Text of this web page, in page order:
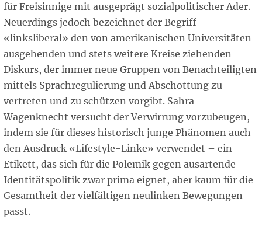
für Freisinnige mit ausgeprägt sozialpolitischer Ader.
Neuerdings jedoch bezeichnet der Begriff
«linksliberal» den von amerikanischen Universitäten
ausgehenden und stets weitere Kreise ziehenden
Diskurs, der immer neue Gruppen von Benachteiligten
mittels Sprachregulierung und Abschottung zu
vertreten und zu schützen vorgibt. Sahra
Wagenknecht versucht der Verwirrung vorzubeugen,
indem sie für dieses historisch junge Phänomen auch
den Ausdruck «Lifestyle-Linke» verwendet – ein
Etikett, das sich für die Polemik gegen ausartende
Identitätspolitik zwar prima eignet, aber kaum für die
Gesamtheit der vielfältigen neulinken Bewegungen
passt.